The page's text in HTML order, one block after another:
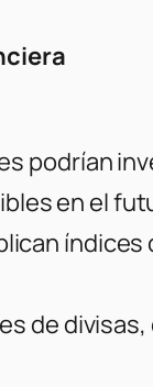
podrían
en el
de